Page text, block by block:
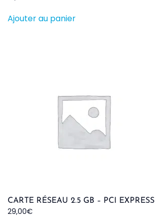
Ajouter au panier
CARTE RÉSEAU 2.5 GB – PCI EXPRESS
29,00€